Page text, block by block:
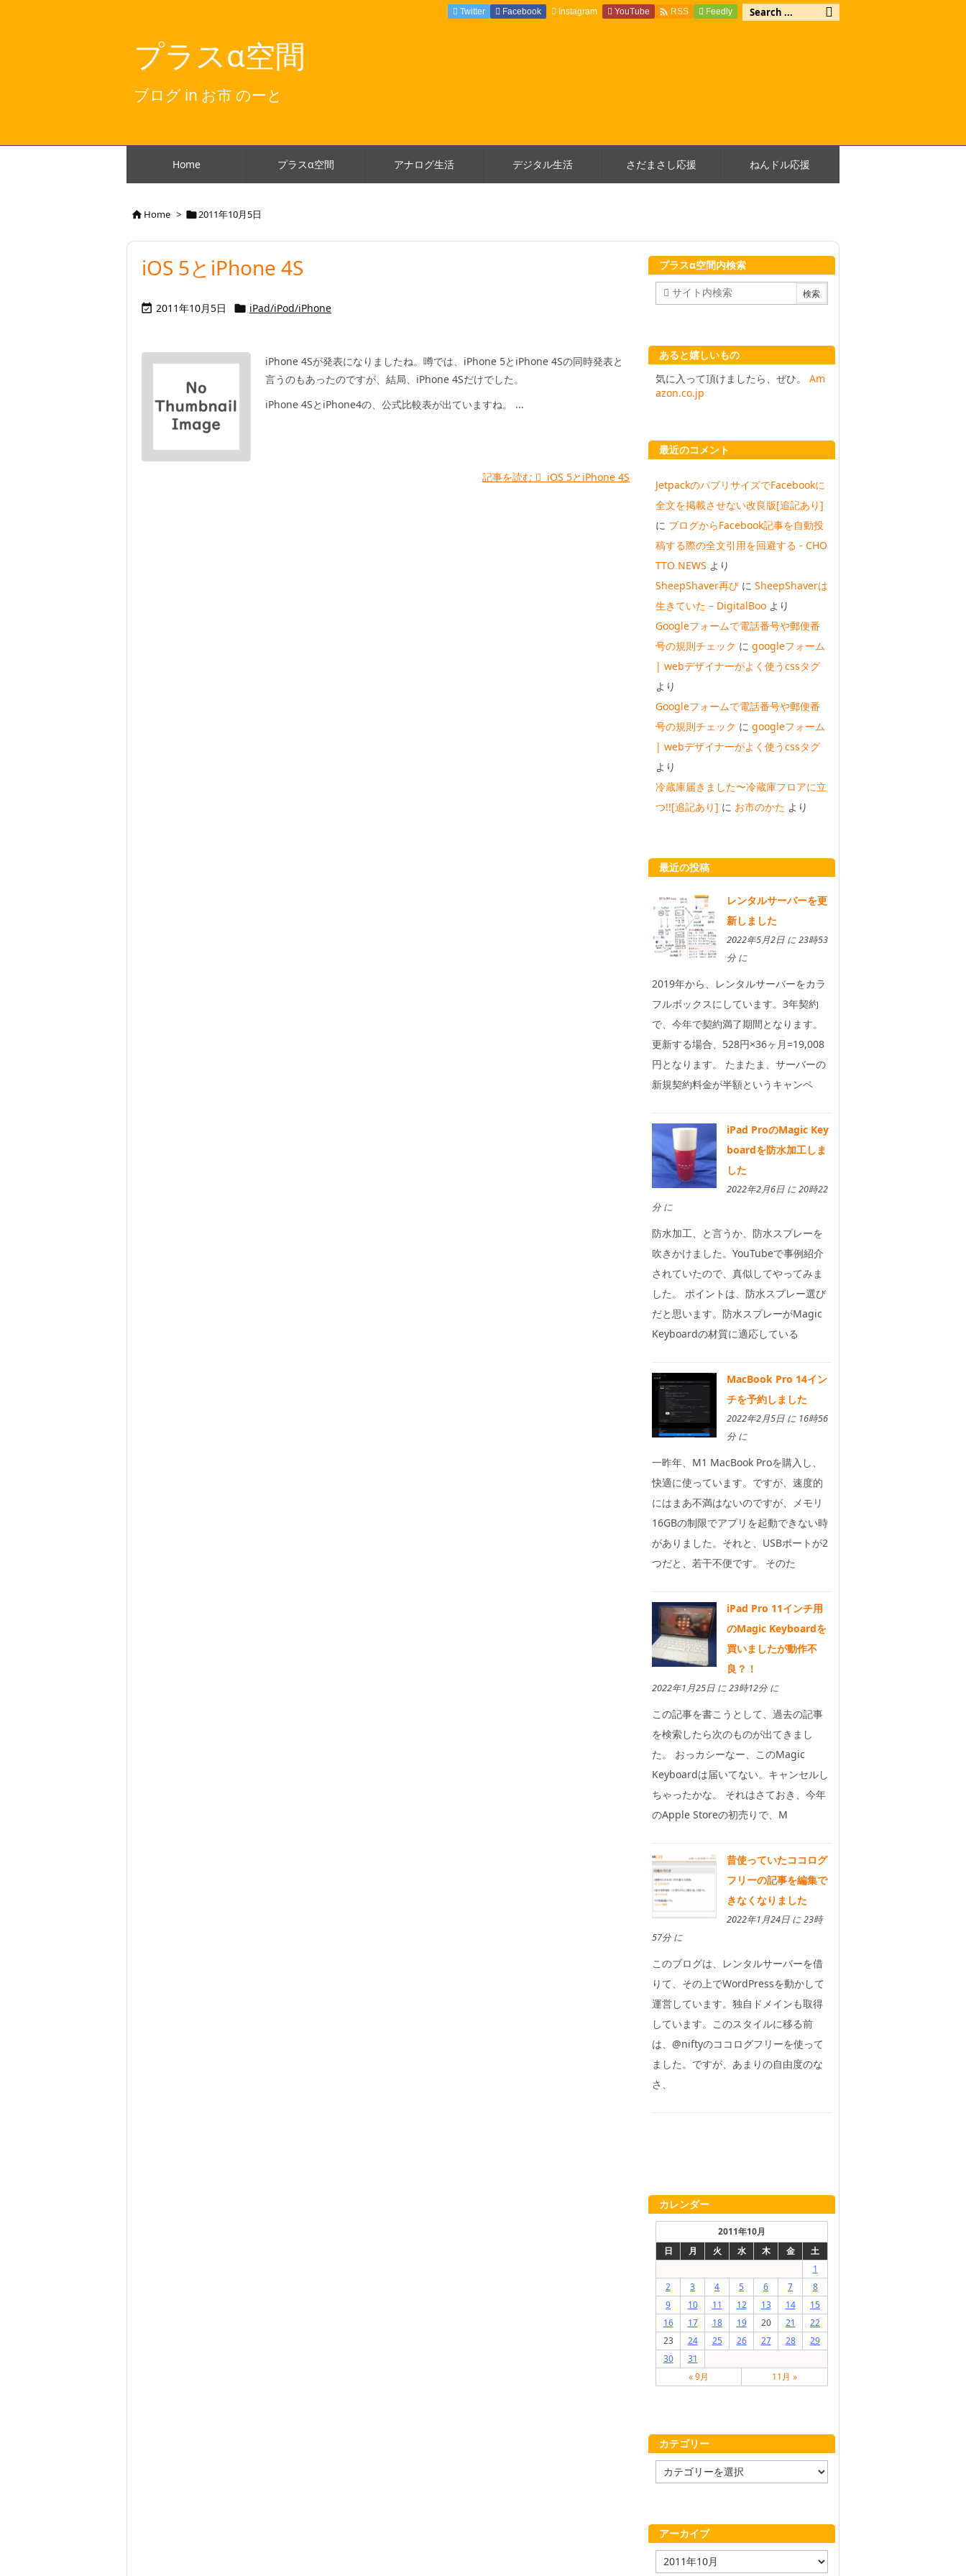
プラスα空間
ブログ in お市 のーと
Home プラスα空間 アナログ生活 デジタル生活 さだまさし応援 ねんドル応援
Twitter Facebook Instagram YouTube  RSS Feedly
Home > 2011年10月5日
iOS 5とiPhone 4S
 2011年10月5日  iPad/iPod/iPhone
iPhone 4Sが発表になりましたね。噂では、iPhone 5とiPhone 4Sの同時発表と
言うのもあったのですが、結局、iPhone 4Sだけでした。
iPhone 4SとiPhone4の、公式比較表が出ていますね。 ...
記事を読む iOS 5とiPhone 4S
プラスα空間内検索
あると嬉しいもの
気に入って頂けましたら、ぜひ。 Am
azon.co.jp
最近のコメント
JetpackのパブリサイズでFacebookに
全文を掲載させない改良版[追記あり]
に ブログからFacebook記事を自動投
稿する際の全文引用を回避する - CHO
TTO NEWS より
SheepShaver再び に SheepShaverは
生きていた – DigitalBoo より
Googleフォームで電話番号や郵便番
号の規則チェック に googleフォーム
| webデザイナーがよく使うcssタグ
より
Googleフォームで電話番号や郵便番
号の規則チェック に googleフォーム
| webデザイナーがよく使うcssタグ
より
冷蔵庫届きました〜冷蔵庫フロアに立
つ!![追記あり] に お市のかた より
最近の投稿
レンタルサーバーを更
新しました
2022年5月2日 に 23時53
分 に
2019年から、レンタルサーバーをカラ
フルボックスにしています。3年契約
で、今年で契約満了期間となります。
更新する場合、528円×36ヶ月=19,008
円となります。 たまたま、サーバーの
新規契約料金が半額というキャンペ
iPad ProのMagic Key
boardを防水加工しま
した
2022年2月6日 に 20時22
分 に
防水加工、と言うか、防水スプレーを
吹きかけました。YouTubeで事例紹介
されていたので、真似してやってみま
した。 ポイントは、防水スプレー選び
だと思います。防水スプレーがMagic
Keyboardの材質に適応している
MacBook Pro 14イン
チを予約しました
2022年2月5日 に 16時56
分 に
一昨年、M1 MacBook Proを購入し、
快適に使っています。ですが、速度的
にはまあ不満はないのですが、メモリ
16GBの制限でアプリを起動できない時
がありました。それと、USBポートが2
つだと、若干不便です。 そのた
iPad Pro 11インチ用
のMagic Keyboardを
買いましたが動作不
良？！
2022年1月25日 に 23時12分 に
この記事を書こうとして、過去の記事
を検索したら次のものが出てきまし
た。 おっカシーなー、このMagic
Keyboardは届いてない。キャンセルし
ちゃったかな。 それはさておき、今年
のApple Storeの初売りで、M
昔使っていたココログ
フリーの記事を編集で
きなくなりました
2022年1月24日 に 23時
57分 に
このブログは、レンタルサーバーを借
りて、その上でWordPressを動かして
運営しています。独自ドメインも取得
しています。このスタイルに移る前
は、@niftyのココログフリーを使って
ました。ですが、あまりの自由度のな
さ、
カレンダー
2011年10月
日
月 火 水 木 金
土
1
2
3 4 5 6 7
8
9
10 11 12 13 14
15
16
17 18 19 20 21
22
23
24 25 26 27 28
29
30
31
« 9月
11月 »
カテゴリー
テ
ー
アーカイブ
ア
ー